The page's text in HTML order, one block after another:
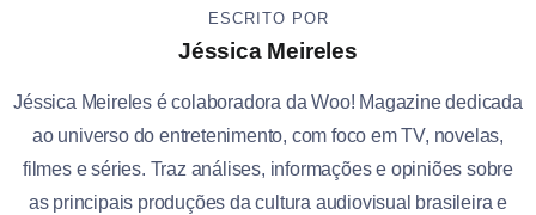
ESCRITO POR
Jéssica Meireles
Jéssica Meireles é colaboradora da Woo! Magazine dedicada
ao universo do entretenimento, com foco em TV, novelas,
filmes e séries. Traz análises, informações e opiniões sobre
as principais produções da cultura audiovisual brasileira e